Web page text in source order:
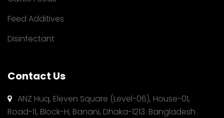
Feed Additives
Disinfectant
Contact Us
ANZ Huq, Eleven Square (Level-06), House-01,
Road-11, Block-H, Banani, Dhaka-1213. Bangladesh